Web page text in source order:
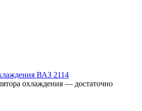
ВАЗ 2114
охлаждения — достаточно